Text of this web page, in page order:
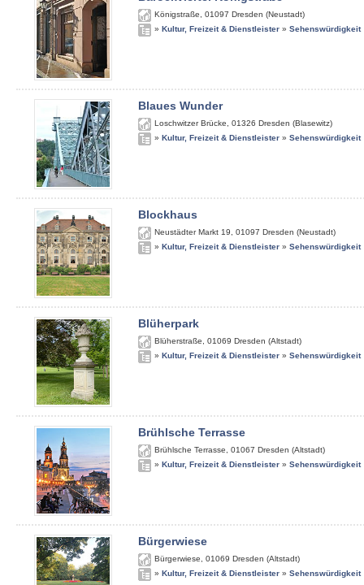
Königstraße 01097 Dresden (Neustadt)
» Kultur, Freizeit & Dienstleister » Sehenswürdigkeit
Blaues Wunder
Loschwitzer Brücke 01326 Dresden (Blasewitz)
» Kultur, Freizeit & Dienstleister » Sehenswürdigkeit
Blockhaus
Neustädter Markt 19 01097 Dresden (Neustadt)
» Kultur, Freizeit & Dienstleister » Sehenswürdigkeit
Blüherpark
Blüherstraße 01069 Dresden (Altstadt)
» Kultur, Freizeit & Dienstleister » Sehenswürdigkeit
Brühlsche Terrasse
Brühlsche Terrasse 01067 Dresden (Altstadt)
» Kultur, Freizeit & Dienstleister » Sehenswürdigkeit
Bürgerwiese
Bürgerwiese 01069 Dresden (Altstadt)
» Kultur, Freizeit & Dienstleister » Sehenswürdigkeit